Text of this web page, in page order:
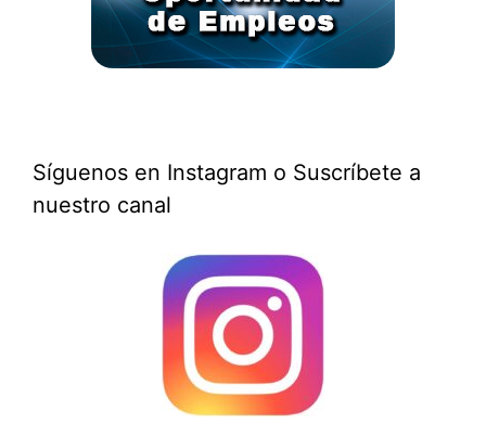
Síguenos en Instagram o Suscríbete a
nuestro canal